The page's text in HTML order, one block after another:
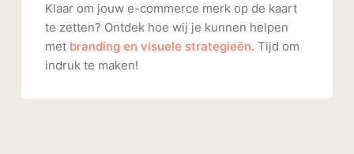
Klaar om jouw e-commerce merk op de kaart
te zetten? Ontdek hoe wij je kunnen helpen
met branding en visuele strategieën. Tijd om
indruk te maken!